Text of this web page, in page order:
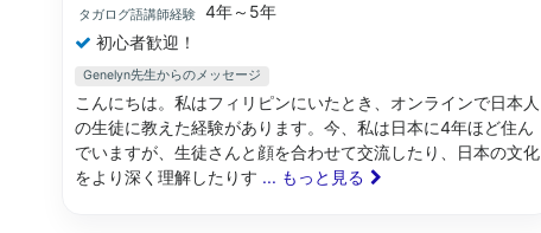
タガログ語講師経験
4年～5年
初心者歓迎！
Genelyn先生からのメッセージ
こんにちは。私はフィリピンにいたとき、オンラインで日本人
の生徒に教えた経験があります。今、私は日本に4年ほど住ん
でいますが、生徒さんと顔を合わせて交流したり、日本の文化
をより深く理解したりす ... もっと見る